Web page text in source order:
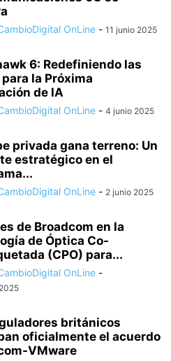
OnLine - 11 junio 2025
6: Redefiniendo las
para la Próxima
de IA
OnLine - 4 junio 2025
privada gana terreno: Un
estratégico en el
OnLine - 2 junio 2025
de Broadcom en la
de Óptica Co-
(CPO) para...
OnLine -
británicos
oficialmente el acuerdo
VMware